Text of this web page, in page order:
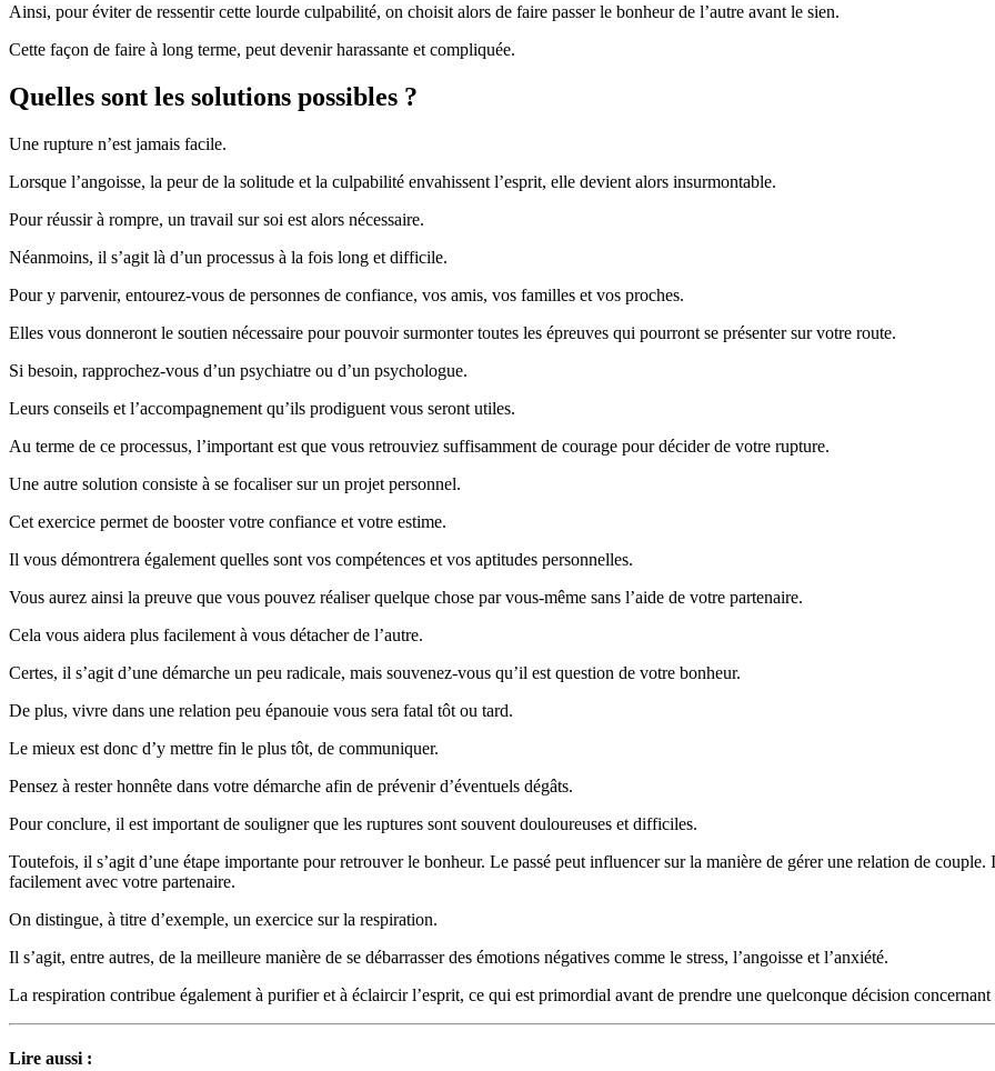
Ainsi, pour éviter de ressentir cette lourde culpabilité, on choisit alors de faire passer le bonheur de l’autre avant le sien.
Cette façon de faire à long terme, peut devenir harassante et compliquée.
Quelles sont les solutions possibles ?
Une rupture n’est jamais facile.
Lorsque l’angoisse, la peur de la solitude et la culpabilité envahissent l’esprit, elle devient alors insurmontable.
Pour réussir à rompre, un travail sur soi est alors nécessaire.
Néanmoins, il s’agit là d’un processus à la fois long et difficile.
Pour y parvenir, entourez-vous de personnes de confiance, vos amis, vos familles et vos proches.
Elles vous donneront le soutien nécessaire pour pouvoir surmonter toutes les épreuves qui pourront se présenter sur votre route.
Si besoin, rapprochez-vous d’un psychiatre ou d’un psychologue.
Leurs conseils et l’accompagnement qu’ils prodiguent vous seront utiles.
Au terme de ce processus, l’important est que vous retrouviez suffisamment de courage pour décider de votre rupture.
Une autre solution consiste à se focaliser sur un projet personnel.
Cet exercice permet de booster votre confiance et votre estime.
Il vous démontrera également quelles sont vos compétences et vos aptitudes personnelles.
Vous aurez ainsi la preuve que vous pouvez réaliser quelque chose par vous-même sans l’aide de votre partenaire.
Cela vous aidera plus facilement à vous détacher de l’autre.
Certes, il s’agit d’une démarche un peu radicale, mais souvenez-vous qu’il est question de votre bonheur.
De plus, vivre dans une relation peu épanouie vous sera fatal tôt ou tard.
Le mieux est donc d’y mettre fin le plus tôt, de communiquer.
Pensez à rester honnête dans votre démarche afin de prévenir d’éventuels dégâts.
Pour conclure, il est important de souligner que les ruptures sont souvent douloureuses et difficiles.
Toutefois, il s’agit d’une étape importante pour retrouver le bonheur. Le passé peut influencer sur la manière de gérer une relation de
facilement avec votre partenaire.
On distingue, à titre d’exemple, un exercice sur la respiration.
Il s’agit, entre autres, de la meilleure manière de se débarrasser des émotions négatives comme le stress, l’angoisse et l’anxiété.
La respiration contribue également à purifier et à éclaircir l’esprit, ce qui est primordial avant de prendre une quelconque décision concernant
Lire aussi :